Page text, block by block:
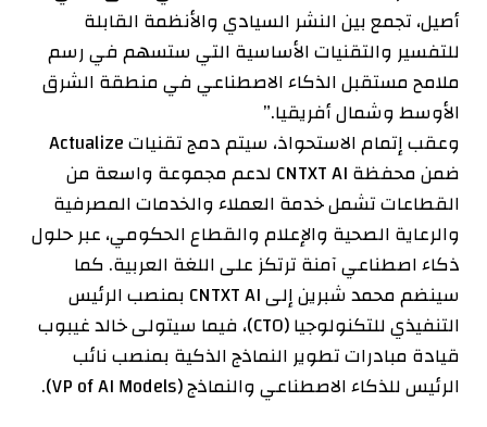
أصيل، تجمع بين النشر السيادي والأنظمة القابلة
للتفسير والتقنيات الأساسية التي ستسهم في رسم
ملامح مستقبل الذكاء الاصطناعي في منطقة الشرق
الأوسط وشمال أفريقيا.”
وعقب إتمام الاستحواذ، سيتم دمج تقنيات Actualize
ضمن محفظة CNTXT AI لدعم مجموعة واسعة من
القطاعات تشمل خدمة العملاء والخدمات المصرفية
والرعاية الصحية والإعلام والقطاع الحكومي، عبر حلول
ذكاء اصطناعي آمنة ترتكز على اللغة العربية. كما
سينضم محمد شبرين إلى CNTXT AI بمنصب الرئيس
التنفيذي للتكنولوجيا (CTO)، فيما سيتولى خالد غيبوب
قيادة مبادرات تطوير النماذج الذكية بمنصب نائب
الرئيس للذكاء الاصطناعي والنماذج (VP of AI Models).